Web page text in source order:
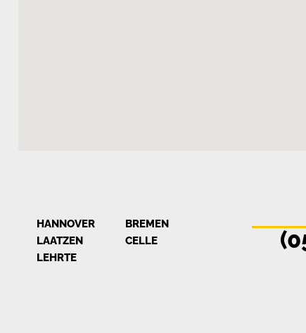
HANNOVER
LAATZEN
LEHRTE
BREMEN
CELLE